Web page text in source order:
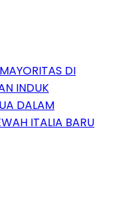
DI
INDUK
DALAM
ITALIA BARU